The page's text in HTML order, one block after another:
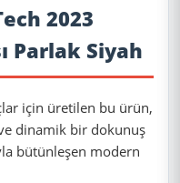
2023
Parlak Siyah
için üretilen bu ürün,
dinamik bir dokunuş
bütünleşen modern